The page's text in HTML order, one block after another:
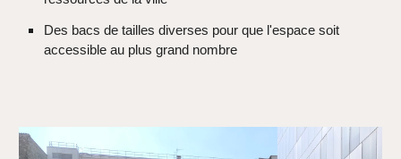
Des bacs de tailles diverses pour que l'espace soit
accessible au plus grand nombre